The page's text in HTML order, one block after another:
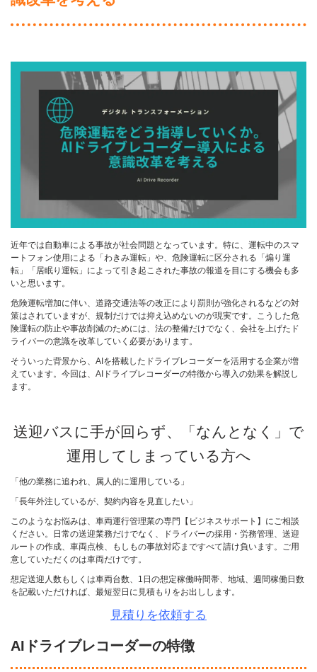
近年では自動車による事故が社会問題となっています。特に、運転中のスマ
ートフォン使用による「わきみ運転」や、危険運転に区分される「煽り運
転」「居眠り運転」によって引き起こされた事故の報道を目にする機会も多
いと思います。
危険運転増加に伴い、道路交通法等の改正により罰則が強化されるなどの対
策はされていますが、規制だけでは抑え込めないのが現実です。こうした危
険運転の防止や事故削減のためには、法の整備だけでなく、会社を上げたド
ライバーの意識を改革していく必要があります。
そういった背景から、AIを搭載したドライブレコーダーを活用する企業が増
えています。今回は、AIドライブレコーダーの特徴から導入の効果を解説し
ます。
送迎バスに手が回らず、「なんとなく」で
運用してしまっている方へ
「他の業務に追われ、属人的に運用している」
「長年外注しているが、契約内容を見直したい」
このようなお悩みは、車両運行管理業の専門【ビジネスサポート】にご相談
ください。日常の送迎業務だけでなく、ドライバーの採用・労務管理、送迎
ルートの作成、車両点検、もしもの事故対応まですべて請け負います。ご用
意していただくのは車両だけです。
想定送迎人数もしくは車両台数、1日の想定稼働時間帯、地域、週間稼働日数
を記載いただければ、最短翌日に見積もりをお出しします。
見積りを依頼する
AIドライブレコーダーの特徴